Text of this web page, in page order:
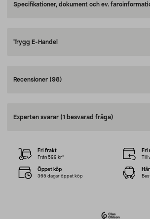
Specifikationer, dokument och ev.
Trygg E-Handel
Recensioner (98)
Experten svarar (1 besvarad fråga)
Fri frakt
Från 599 kr*
Fri
Till
Öppet köp
365 dagar öppet köp